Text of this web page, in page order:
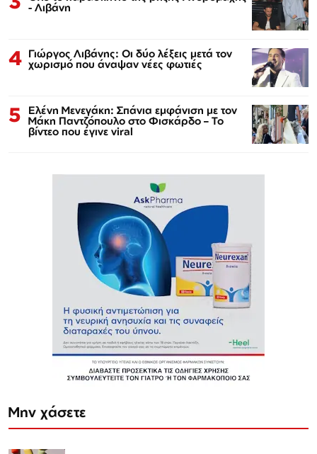
- Λιβάνη
4 Γιώργος Λιβάνης: Οι δύο λέξεις μετά τον
χωρισμό που άναψαν νέες φωτιές
5 Ελένη Μενεγάκη: Σπάνια εμφάνιση με τον
Μάκη Παντζόπουλο στο Φισκάρδο – Το
βίντεο που έγινε viral
Μην χάσετε